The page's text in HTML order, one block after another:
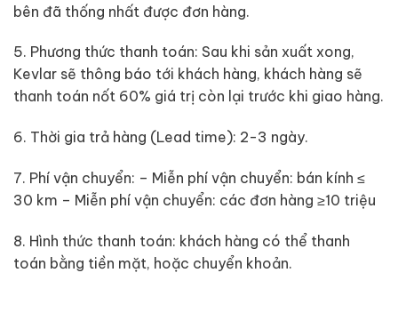
bên đã thống nhất được đơn hàng.
5. Phương thức thanh toán: Sau khi sản xuất xong,
Kevlar sẽ thông báo tới khách hàng, khách hàng sẽ
thanh toán nốt 60% giá trị còn lại trước khi giao hàng.
6. Thời gia trả hàng (Lead time): 2-3 ngày.
7. Phí vận chuyển: – Miễn phí vận chuyển: bán kính ≤
30 km – Miễn phí vận chuyển: các đơn hàng ≥10 triệu
8. Hình thức thanh toán: khách hàng có thể thanh
toán bằng tiền mặt, hoặc chuyển khoản.